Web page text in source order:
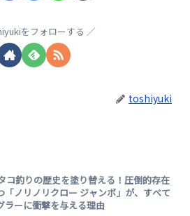
をフォローする
toshiyuki
コ釣りの歴史を塗り替える！圧倒的存在
「ノリノリクロー ジャンボ」が、すべて
ラーに衝撃を与える理由